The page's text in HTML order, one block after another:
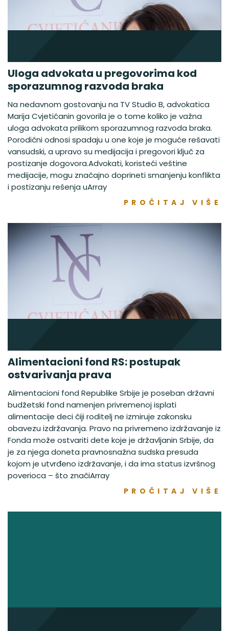
Uloga advokata u pregovorima kod
sporazumnog razvoda braka
Na nedavnom gostovanju na TV Studio B, advokatica
Marija Cvjetićanin govorila je o tome koliko je važna
uloga advokata prilikom sporazumnog razvoda braka.
Porodični odnosi spadaju u one koje je moguće rešavati
vansudski, a upravo su medijacija i pregovori ključ za
postizanje dogovora.Advokati, koristeći veštine
medijacije, mogu značajno doprineti smanjenju konflikta
i postizanju rešenja uArray
PROČITAJ VIŠE
Alimentacioni fond RS: postupak
ostvarivanja prava
Alimentacioni fond Republike Srbije je poseban državni
budžetski fond namenjen privremenoj isplati
alimentacije deci čiji roditelj ne izmiruje zakonsku
obavezu izdržavanja. Pravo na privremeno izdržavanje iz
Fonda može ostvariti dete koje je državljanin Srbije, da
je za njega doneta pravnosnažna sudska presuda
kojom je utvrđeno izdržavanje, i da ima status izvršnog
poverioca – što značiArray
PROČITAJ VIŠE